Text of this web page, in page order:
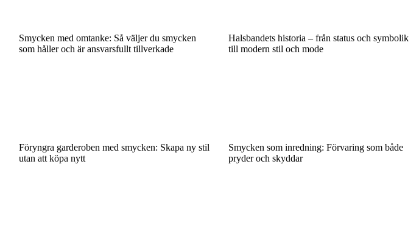
Smycken med omtanke: Så väljer du smycken
som håller och är ansvarsfullt tillverkade
Halsbandets historia – från status och symbolik
till modern stil och mode
Föryngra garderoben med smycken: Skapa ny stil
utan att köpa nytt
Smycken som inredning: Förvaring som både
pryder och skyddar